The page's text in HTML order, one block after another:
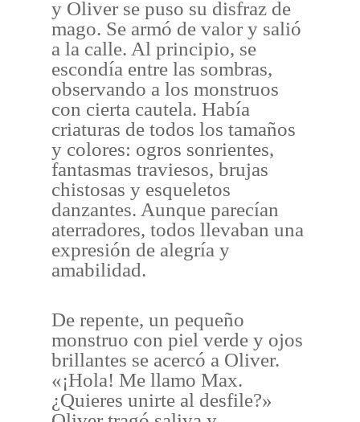
y Oliver se puso su disfraz de
mago. Se armó de valor y salió
a la calle. Al principio, se
escondía entre las sombras,
observando a los monstruos
con cierta cautela. Había
criaturas de todos los tamaños
y colores: ogros sonrientes,
fantasmas traviesos, brujas
chistosas y esqueletos
danzantes. Aunque parecían
aterradores, todos llevaban una
expresión de alegría y
amabilidad.
De repente, un pequeño
monstruo con piel verde y ojos
brillantes se acercó a Oliver.
«¡Hola! Me llamo Max.
¿Quieres unirte al desfile?»